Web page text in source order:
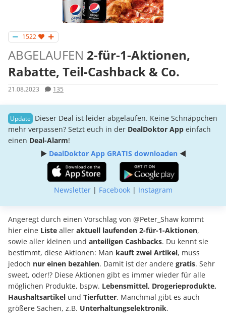
1522
ABGELAUFEN 2-für-1-Aktionen,
Rabatte, Teil-Cashback & Co.
21.08.2023 135
Dieser Deal ist leider abgelaufen. Keine Schnäppchen
mehr verpassen? Setzt euch in der DealDoktor App einfach
einen Deal-Alarm!
► DealDoktor App GRATIS downloaden◄
Newsletter| Facebook| Instagram
Angeregt durch einen Vorschlag von @Peter_Shaw kommt
hier eine Liste aller aktuell laufenden 2-für-1-Aktionen,
sowie aller kleinen und anteiligen Cashbacks. Du kennt sie
bestimmt, diese Aktionen: Man kauft zwei Artikel, muss
jedoch nur einen bezahlen. Damit ist der andere gratis. Sehr
sweet, oder!? Diese Aktionen gibt es immer wieder für alle
möglichen Produkte, bspw. Lebensmittel, Drogerieprodukte,
Haushaltsartikel und Tierfutter. Manchmal gibt es auch
größere Sachen, z.B. Unterhaltungselektronik.